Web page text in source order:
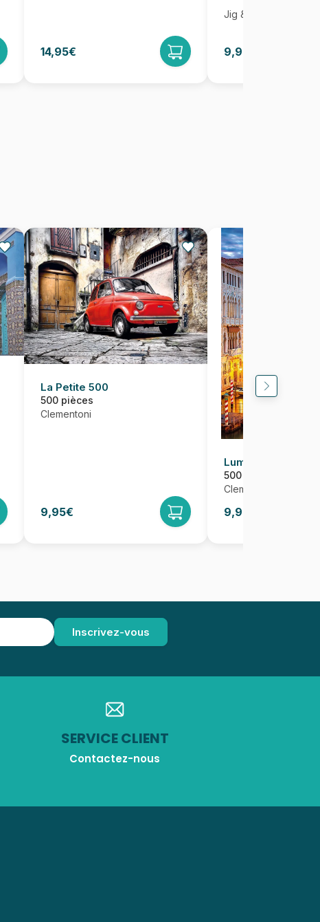
14,95€
Jig & Puz
9,95€
La Petite 500
500 pièces
Clementoni
9,95€
Lumières sur
500 pièces
Clementoni
9,95€
SERVICE CLIENT
Contactez-nous